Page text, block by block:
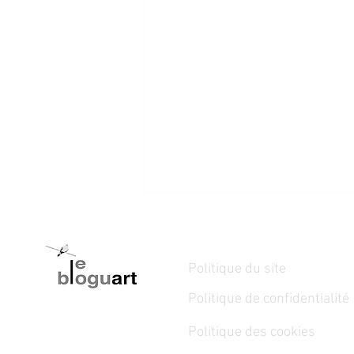
Politique du site
Politique de confidentialité
Politique des cookies